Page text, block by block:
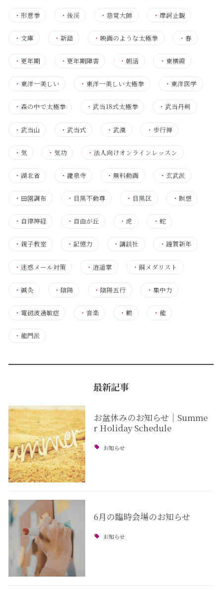
・ 形意拳 ・後渓 ・ 慈覚大師 ・ 摩訶止観
・ 文庫 ・新譜 ・映画のような太極拳 ・ 春
・ 更年期 ・更年期障害 ・朝活 ・ 東横線
・ 東洋一美しい ・ 東洋一美しい太極拳 ・ 東洋医学
・ 森の中で太極拳 ・武当18式太極拳 ・武当丹剣
・ 武当山 ・武当式 ・武漢 ・ 歩行禅
・ 気 ・気功 ・法人向けオンラインレッスン
・ 湖北省 ・瀧泉寺 ・無料動画 ・ 玄武派
・ 田園調布 ・ 目黒不動尊 ・ 目黒区 ・ 瞑想
・ 自律神経 ・ 自由が丘 ・ 虎 ・ 蛇
・ 親子教室 ・記憶力 ・講談社 ・ 謹賀新年
・ 迷惑メール対策 ・逍遥掌 ・銅メダリスト
・ 鍼灸 ・ 陰陽 ・ 陰陽五行 ・ 集中力
・ 電磁波過敏症 ・音楽 ・鶴 ・ 龍
・ 龍門派
最新記事
お盆休みのお知らせ｜Summe
r Holiday Schedule
お知らせ
6月の臨時会場のお知らせ
お知らせ